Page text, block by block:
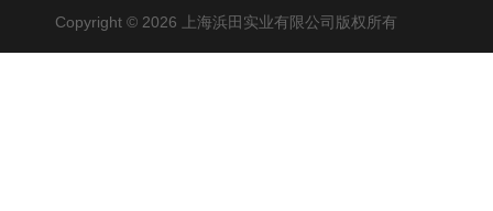
Copyright © 2026 上海浜田实业有限公司版权所有